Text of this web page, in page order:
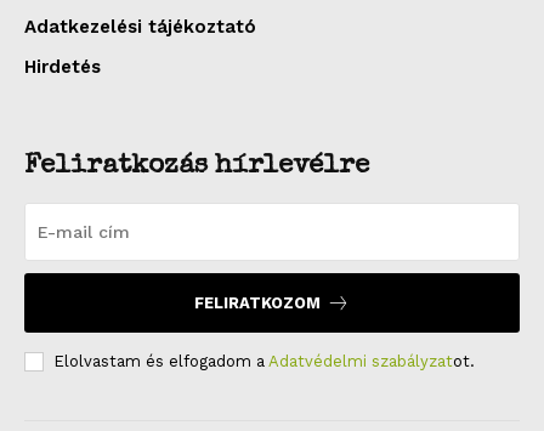
Adatkezelési tájékoztató
Hirdetés
Feliratkozás hírlevélre
FELIRATKOZOM
Elolvastam és elfogadom a Adatvédelmi szabályzatot.